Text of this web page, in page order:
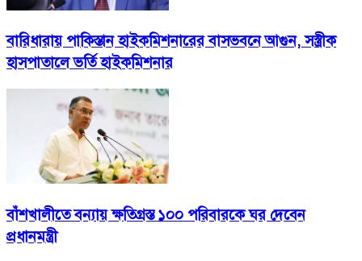
বারিধারায় পাকিস্তান হাইকমিশনারের বাসভবনে আগুন, সস্ত্রীক
হাসপাতালে ভর্তি হাইকমিশনার
বাঁশখালীতে বন্যায় ক্ষতিগ্রস্ত ১০০ পরিবারকে ঘর দেবেন
প্রধানমন্ত্রী